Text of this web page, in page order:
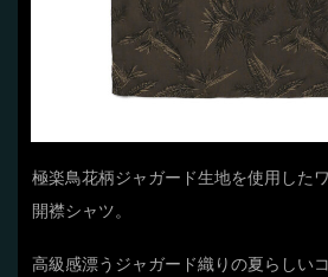
極楽鳥花柄ジャガード生地を使用した
開襟シャツ。
高級感漂うジャガード織りの夏らしい